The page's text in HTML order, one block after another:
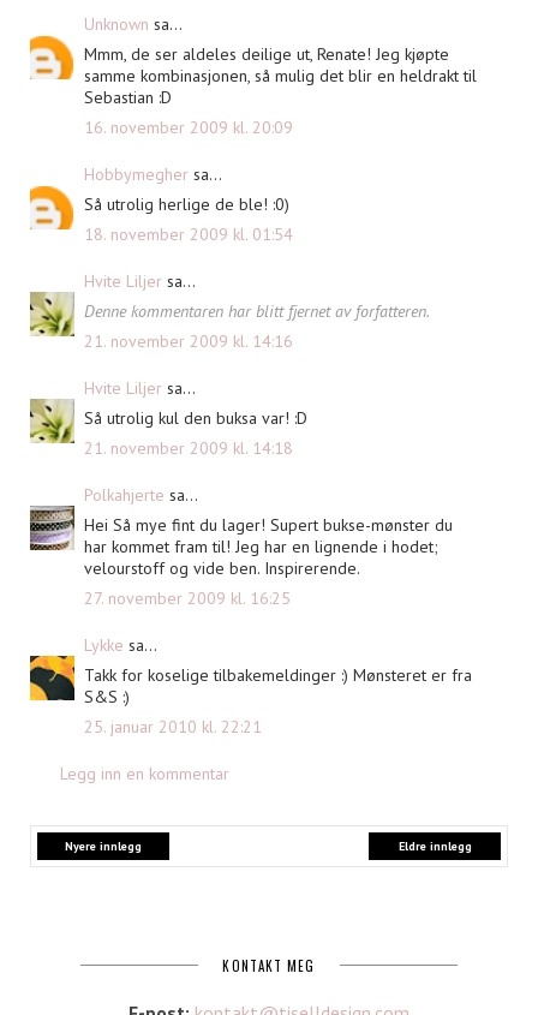
Unknown sa...
Mmm, de ser aldeles deilige ut, Renate! Jeg kjøpte
samme kombinasjonen, så mulig det blir en heldrakt til
Sebastian :D
16. november 2009 kl. 20:09
Hobbymegher sa...
Så utrolig herlige de ble! :0)
18. november 2009 kl. 01:54
Hvite Liljer sa...
Denne kommentaren har blitt fjernet av forfatteren.
21. november 2009 kl. 14:16
Hvite Liljer sa...
Så utrolig kul den buksa var! :D
21. november 2009 kl. 14:18
Polkahjerte sa...
Hei Så mye fint du lager! Supert bukse-mønster du
har kommet fram til! Jeg har en lignende i hodet;
velourstoff og vide ben. Inspirerende.
27. november 2009 kl. 16:25
Lykke sa...
Takk for koselige tilbakemeldinger :) Mønsteret er fra
S&S :)
25. januar 2010 kl. 22:21
Legg inn en kommentar
Nyere innlegg Eldre innlegg
KONTAKT MEG